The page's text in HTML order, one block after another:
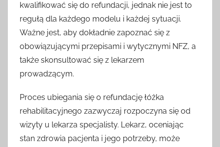
kwalifikować się do refundacji, jednak nie jest to
regułą dla każdego modelu i każdej sytuacji.
Ważne jest, aby dokładnie zapoznać się z
obowiązującymi przepisami i wytycznymi NFZ, a
także skonsultować się z lekarzem
prowadzącym.
Proces ubiegania się o refundację łóżka
rehabilitacyjnego zazwyczaj rozpoczyna się od
wizyty u lekarza specjalisty. Lekarz, oceniając
stan zdrowia pacjenta i jego potrzeby, może